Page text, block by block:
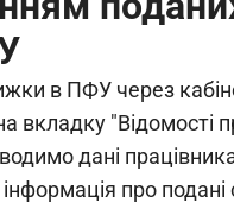
в ПФУ через
вкладку "Відомості
дані
про подані